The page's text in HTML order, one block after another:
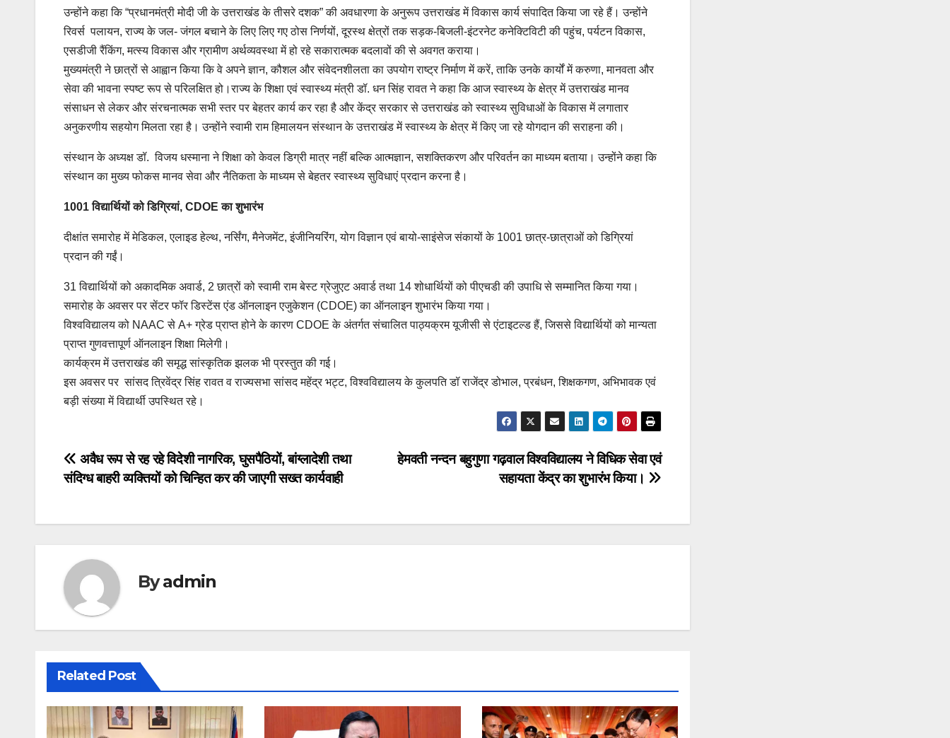
उन्होंने कहा कि “प्रधानमंत्री मोदी जी के उत्तराखंड के तीसरे दशक” की अवधारणा के अनुरूप उत्तराखंड में विकास कार्य संपादित किया जा रहे हैं। उन्होंने
रिवर्स पलायन, राज्य के जल- जंगल बचाने के लिए लिए गए ठोस निर्णयों, दूरस्थ क्षेत्रों तक सड़क-बिजली-इंटरनेट कनेक्टिविटी की पहुंच, पर्यटन विकास,
एसडीजी रैंकिंग, मत्स्य विकास और ग्रामीण अर्थव्यवस्था में हो रहे सकारात्मक बदलावों की से अवगत कराया।
मुख्यमंत्री ने छात्रों से आह्वान किया कि वे अपने ज्ञान, कौशल और संवेदनशीलता का उपयोग राष्ट्र निर्माण में करें, ताकि उनके कार्यों में करुणा, मानवता और
सेवा की भावना स्पष्ट रूप से परिलक्षित हो।राज्य के शिक्षा एवं स्वास्थ्य मंत्री डॉ. धन सिंह रावत ने कहा कि आज स्वास्थ्य के क्षेत्र में उत्तराखंड मानव
संसाधन से लेकर और संरचनात्मक सभी स्तर पर बेहतर कार्य कर रहा है और केंद्र सरकार से उत्तराखंड को स्वास्थ्य सुविधाओं के विकास में लगातार
अनुकरणीय सहयोग मिलता रहा है। उन्होंने स्वामी राम हिमालयन संस्थान के उत्तराखंड में स्वास्थ्य के क्षेत्र में किए जा रहे योगदान की सराहना की।
संस्थान के अध्यक्ष डॉ. विजय धस्माना ने शिक्षा को केवल डिग्री मात्र नहीं बल्कि आत्मज्ञान, सशक्तिकरण और परिवर्तन का माध्यम बताया। उन्होंने कहा कि
संस्थान का मुख्य फोकस मानव सेवा और नैतिकता के माध्यम से बेहतर स्वास्थ्य सुविधाएं प्रदान करना है।
1001 विद्यार्थियों को डिग्रियां, CDOE का शुभारंभ
दीक्षांत समारोह में मेडिकल, एलाइड हेल्थ, नर्सिंग, मैनेजमेंट, इंजीनियरिंग, योग विज्ञान एवं बायो-साइंसेज संकायों के 1001 छात्र-छात्राओं को डिग्रियां
प्रदान की गईं।
31 विद्यार्थियों को अकादमिक अवार्ड, 2 छात्रों को स्वामी राम बेस्ट ग्रेजुएट अवार्ड तथा 14 शोधार्थियों को पीएचडी की उपाधि से सम्मानित किया गया।
समारोह के अवसर पर सेंटर फॉर डिस्टेंस एंड ऑनलाइन एजुकेशन (CDOE) का ऑनलाइन शुभारंभ किया गया।
विश्वविद्यालय को NAAC से A+ ग्रेड प्राप्त होने के कारण CDOE के अंतर्गत संचालित पाठ्यक्रम यूजीसी से एंटाइटल्ड हैं, जिससे विद्यार्थियों को मान्यता
प्राप्त गुणवत्तापूर्ण ऑनलाइन शिक्षा मिलेगी।
कार्यक्रम में उत्तराखंड की समृद्ध सांस्कृतिक झलक भी प्रस्तुत की गई।
इस अवसर पर सांसद त्रिवेंद्र सिंह रावत व राज्यसभा सांसद महेंद्र भट्ट, विश्वविद्यालय के कुलपति डॉ राजेंद्र डोभाल, प्रबंधन, शिक्षकगण, अभिभावक एवं
बड़ी संख्या में विद्यार्थी उपस्थित रहे।
Post
navigation
हेमवती नन्दन बहुगुणा गढ़वाल विश्वविद्यालय ने विधिक सेवा एवं
सहायता केंद्र का शुभारंभ किया।
अवैध रूप से रह रहे विदेशी नागरिक, घुसपैठियों, बांग्लादेशी तथा
संदिग्ध बाहरी व्यक्तियों को चिन्हित कर की जाएगी सख्त कार्यवाही
Byadmin
Related Post